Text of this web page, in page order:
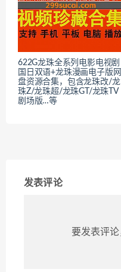
622G龙珠全系列电影电视剧
国日双语+龙珠漫画电子版网
盘资源合集，包含龙珠改/龙
珠Z/龙珠超/龙珠GT/龙珠TV
剧场版…等
发表评论
要发表评